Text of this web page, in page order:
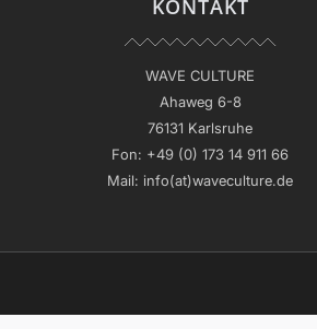
KONTAKT
WAVE CULTURE
Ahaweg 6-8
76131 Karlsruhe
Fon: +49 (0) 173 14 911 66
Mail: info(at)waveculture.de